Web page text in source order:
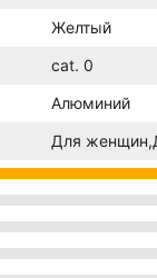
Желтый
cat. 0
Алюминий
Для женщин,